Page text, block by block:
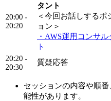
20:00 -
20:20
タント
＜今回お話しするポ
ョン＞
・AWS運用コンサル
ト
20:20 -
20:30
質疑応答
セッションの内容や順
能性があります。